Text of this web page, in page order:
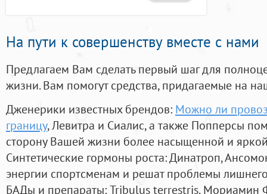
На пути к совершенству вместе с нами
Предлагаем Вам сделать первый шаг для
жизни. Вам помогут средства, придагаемые на
Дженерики известных брендов: Можно ли
границу, Левитра и Сиалис, а также Попперсы
сторону Вашей жизни более насыщенной и
Синтетические гормоны роста: Динатроп,
энергии спортсменам и решат проблемы
БАДы и препараты:Tribulus terrestris, Мориамин